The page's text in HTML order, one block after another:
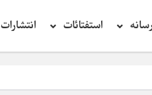
استفتائات انتشارات